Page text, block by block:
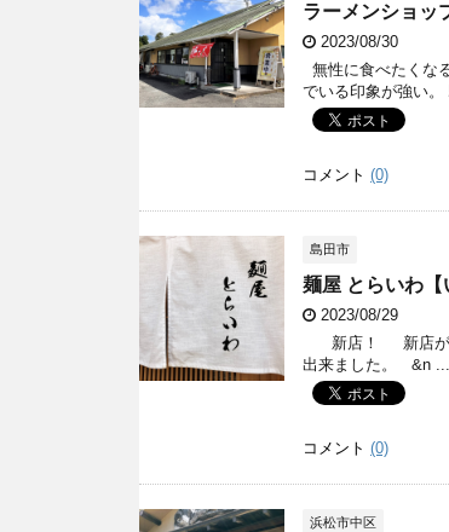
ラーメンショッ
2023/08/30
無性に食べたくな
でいる印象が強い
コメント (0)
島田市
麺屋 とらいわ
2023/08/29
新店！ 新店が出
出来ました。 &n ...
コメント (0)
浜松市中区